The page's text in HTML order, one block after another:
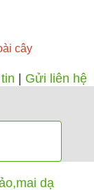
cây
Gửi liên hệ